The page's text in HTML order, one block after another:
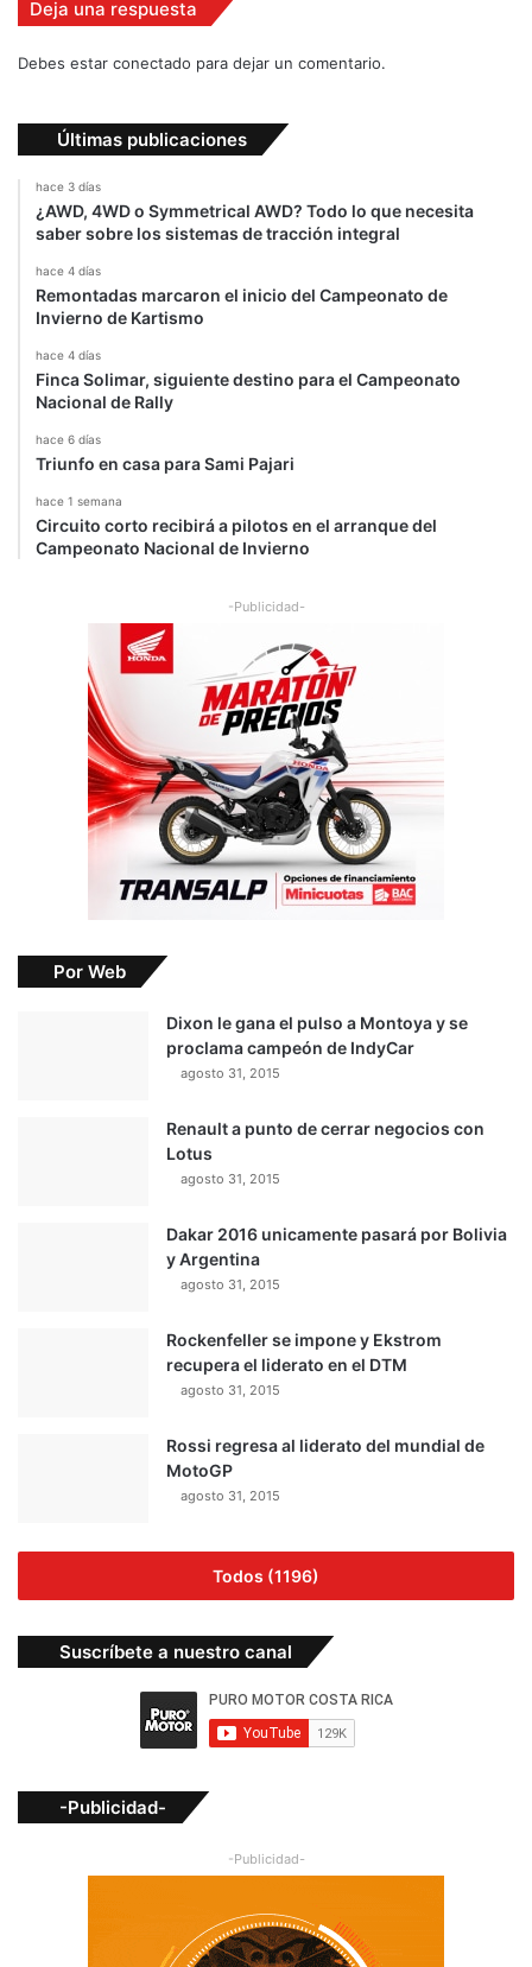
g
i
'
Deja una respuesta
Debes estar conectado para dejar un comentario.
Últimas publicaciones
hace 3 días
¿AWD, 4WD o Symmetrical AWD? Todo lo que necesita
saber sobre los sistemas de tracción integral
hace 4 días
Remontadas marcaron el inicio del Campeonato de
Invierno de Kartismo
hace 4 días
Finca Solimar, siguiente destino para el Campeonato
Nacional de Rally
hace 6 días
Triunfo en casa para Sami Pajari
hace 1 semana
Circuito corto recibirá a pilotos en el arranque del
Campeonato Nacional de Invierno
-Publicidad-
Por Web
Dixon le gana el pulso a Montoya y se
proclama campeón de IndyCar
agosto 31, 2015
Renault a punto de cerrar negocios con
Lotus
agosto 31, 2015
Dakar 2016 unicamente pasará por Bolivia
y Argentina
agosto 31, 2015
Rockenfeller se impone y Ekstrom
recupera el liderato en el DTM
agosto 31, 2015
Rossi regresa al liderato del mundial de
MotoGP
agosto 31, 2015
Todos (1196)
Suscríbete a nuestro canal
-Publicidad-
-Publicidad-